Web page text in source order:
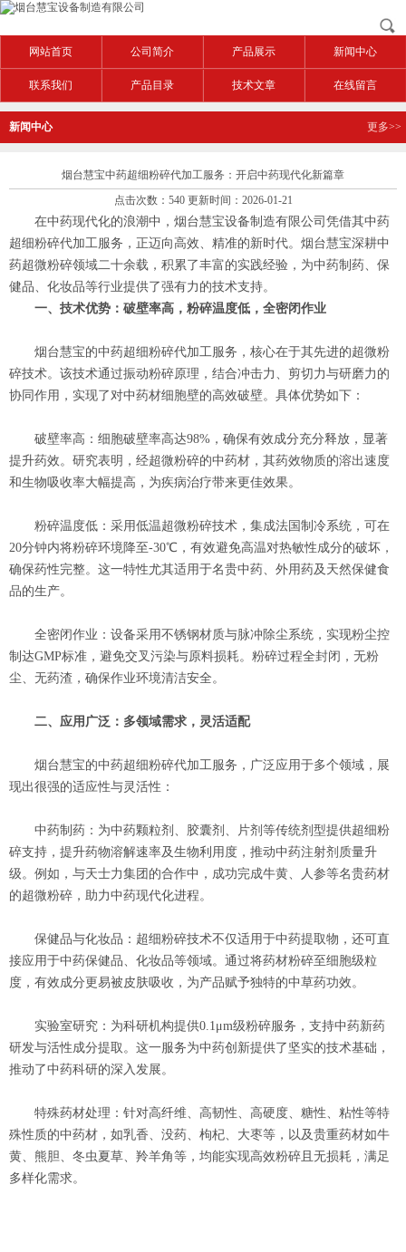
网站首页 公司简介 产品展示 新闻中心
联系我们 产品目录 技术文章 在线留言
新闻中心 更多>>
烟台慧宝中药超细粉碎代加工服务：开启中药现代化新篇章
点击次数：540 更新时间：2026-01-21
在中药现代化的浪潮中，烟台慧宝设备制造有限公司凭借其中药
超细粉碎代加工服务，正迈向高效、精准的新时代。烟台慧宝深耕中
药超微粉碎领域二十余载，积累了丰富的实践经验，为中药制药、保
健品、化妆品等行业提供了强有力的技术支持。
一、技术优势：破壁率高，粉碎温度低，全密闭作业
烟台慧宝的中药超细粉碎代加工服务，核心在于其先进的超微粉
碎技术。该技术通过振动粉碎原理，结合冲击力、剪切力与研磨力的
协同作用，实现了对中药材细胞壁的高效破壁。具体优势如下：
破壁率高‌：细胞破壁率高达98%，确保有效成分充分释放，显著
提升药效。研究表明，经超微粉碎的中药材，其药效物质的溶出速度
和生物吸收率大幅提高，为疾病治疗带来更佳效果。
粉碎温度低‌：采用低温超微粉碎技术，集成法国制冷系统，可在
20分钟内将粉碎环境降至-30℃，有效避免高温对热敏性成分的破坏，
确保药性完整。这一特性尤其适用于名贵中药、外用药及天然保健食
品的生产。
全密闭作业‌：设备采用不锈钢材质与脉冲除尘系统，实现粉尘控
制达GMP标准，避免交叉污染与原料损耗。粉碎过程全封闭，无粉
尘、无药渣，确保作业环境清洁安全。
二、应用广泛：多领域需求，灵活适配
烟台慧宝的中药超细粉碎代加工服务，广泛应用于多个领域，展
现出很强的适应性与灵活性：
中药制药‌：为中药颗粒剂、胶囊剂、片剂等传统剂型提供超细粉
碎支持，提升药物溶解速率及生物利用度，推动中药注射剂质量升
级。例如，与天士力集团的合作中，成功完成牛黄、人参等名贵药材
的超微粉碎，助力中药现代化进程。
保健品与化妆品‌：超细粉碎技术不仅适用于中药提取物，还可直
接应用于中药保健品、化妆品等领域。通过将药材粉碎至细胞级粒
度，有效成分更易被皮肤吸收，为产品赋予独特的中草药功效。
实验室研究‌：为科研机构提供0.1μm级粉碎服务，支持中药新药
研发与活性成分提取。这一服务为中药创新提供了坚实的技术基础，
推动了中药科研的深入发展。
特殊药材处理‌：针对高纤维、高韧性、高硬度、糖性、粘性等特
殊性质的中药材，如乳香、没药、枸杞、大枣等，以及贵重药材如牛
黄、熊胆、冬虫夏草、羚羊角等，均能实现高效粉碎且无损耗，满足
多样化需求。